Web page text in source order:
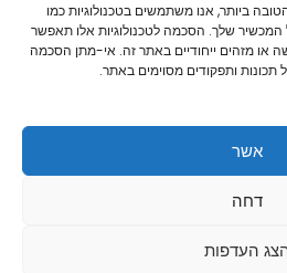
ביותר, אנו משתמשים בטכנולוגיות כמו
המכשיר שלך. הסכמה לטכנולוגיות אלו תאפשר
או מזהים ייחודיים באתר זה. אי-מתן הסכמה
תכונות ותפקודים מסוימים באתר.
אשר
דחה
העדפות
מדיניות הפרטיות
מדיניות העוגיות
מדיניות הפרטיות